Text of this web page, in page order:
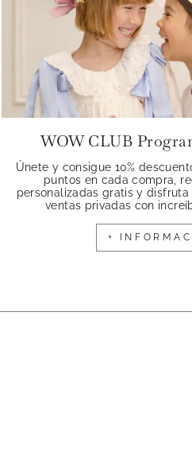
WOW CLUB
Únete y consigue 10%
puntos en cada compra,
personalizadas gratis y
ventas privadas con
+